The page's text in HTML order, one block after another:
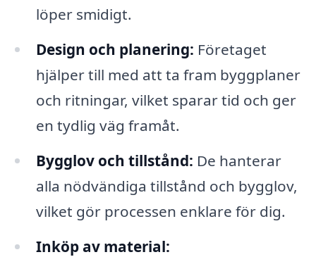
löper smidigt.
Design och planering: Företaget
hjälper till med att ta fram byggplaner
och ritningar, vilket sparar tid och ger
en tydlig väg framåt.
Bygglov och tillstånd: De hanterar
alla nödvändiga tillstånd och bygglov,
vilket gör processen enklare för dig.
Inköp av material: